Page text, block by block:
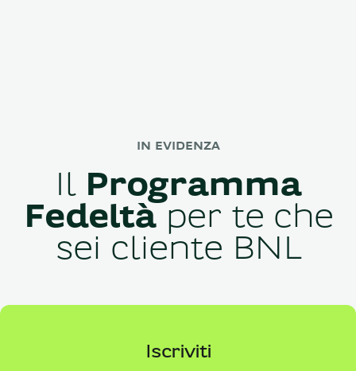
IN EVIDENZA
Il Programma
Fedeltàper te che
sei cliente BNL
Iscriviti